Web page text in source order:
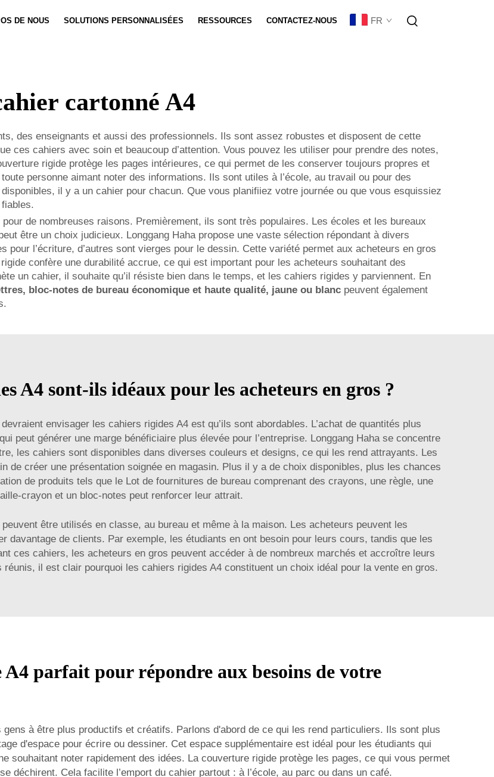
DE NOUS SOLUTIONS PERSONNALISÉES RESSOURCES CONTACTEZ-NOUS FR
cartonné A4
des enseignants et aussi des professionnels. Ils sont assez robustes et disposent de cette
ces cahiers avec soin et beaucoup d’attention. Vous pouvez les utiliser pour prendre des notes,
rigide protège les pages intérieures, ce qui permet de les conserver toujours propres et
personne aimant noter des informations. Ils sont utiles à l’école, au travail ou pour des
il y a un cahier pour chacun. Que vous planifiiez votre journée ou que vous esquissiez
de nombreuses raisons. Premièrement, ils sont très populaires. Les écoles et les bureaux
être un choix judicieux. Longgang Haha propose une vaste sélection répondant à divers
pour l’écriture, d’autres sont vierges pour le dessin. Cette variété permet aux acheteurs en gros
confère une durabilité accrue, ce qui est important pour les acheteurs souhaitant des
un cahier, il souhaite qu’il résiste bien dans le temps, et les cahiers rigides y parviennent. En
bloc-notes de bureau économique et haute qualité, jaune ou blanc peuvent également
A4 sont-ils idéaux pour les acheteurs en gros ?
envisager les cahiers rigides A4 est qu’ils sont abordables. L’achat de quantités plus
peut générer une marge bénéficiaire plus élevée pour l’entreprise. Longgang Haha se concentre
les cahiers sont disponibles dans diverses couleurs et designs, ce qui les rend attrayants. Les
de créer une présentation soignée en magasin. Plus il y a de choix disponibles, plus les chances
de produits tels que le Lot de fournitures de bureau comprenant des crayons, une règle, une
crayon et un bloc-notes peut renforcer leur attrait.
être utilisés en classe, au bureau et même à la maison. Les acheteurs peuvent les
davantage de clients. Par exemple, les étudiants en ont besoin pour leurs cours, tandis que les
ces cahiers, les acheteurs en gros peuvent accéder à de nombreux marchés et accroître leurs
il est clair pourquoi les cahiers rigides A4 constituent un choix idéal pour la vente en gros.
parfait pour répondre aux besoins de votre
à être plus productifs et créatifs. Parlons d'abord de ce qui les rend particuliers. Ils sont plus
d'espace pour écrire ou dessiner. Cet espace supplémentaire est idéal pour les étudiants qui
souhaitant noter rapidement des idées. La couverture rigide protège les pages, ce qui vous permet
déchirent. Cela facilite l’emport du cahier partout : à l’école, au parc ou dans un café.